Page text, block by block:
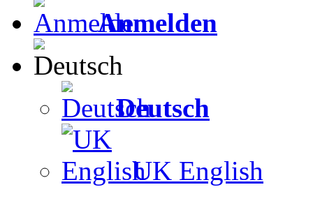
Anmelden
Deutsch
UK English